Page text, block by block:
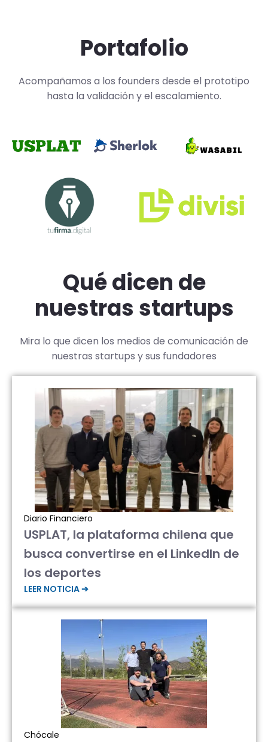
Portafolio
Acompañamos a los founders desde el prototipo
hasta la validación y el escalamiento.
Qué dicen de
nuestras startups
Mira lo que dicen los medios de comunicación de
nuestras startups y sus fundadores
Diario Financiero
USPLAT, la plataforma chilena que
busca convertirse en el LinkedIn de
los deportes
LEER NOTICIA ➔
Chócale